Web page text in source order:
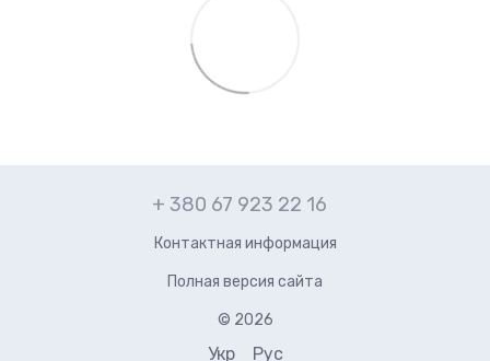
+ 380 67 923 22 16
Контактная информация
Полная версия сайта
© 2026
Укр Рус